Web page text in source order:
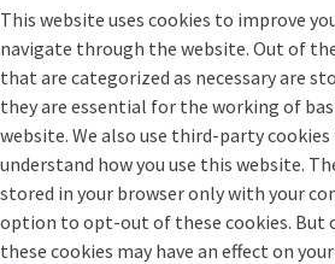
This website uses cookies to improve
navigate through the website. Out of
that are categorized as necessary are
they are essential for the working of
website. We also use third-party
understand how you use this website.
stored in your browser only with your
option to opt-out of these cookies. But
these cookies may have an effect on